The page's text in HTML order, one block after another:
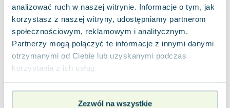
analizować ruch w naszej witrynie. Informacje o tym, jak
korzystasz z naszej witryny, udostępniamy partnerom
społecznościowym, reklamowym i analitycznym.
Partnerzy mogą połączyć te informacje z innymi danymi
otrzymanymi od Ciebie lub uzyskanymi podczas
korzystania z ich usług.
Zezwól na wszystkie